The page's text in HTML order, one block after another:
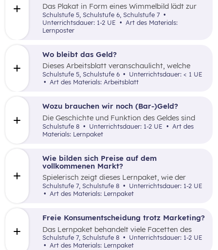
Das Plakat in Form eines Wimmelbild lädt zur
Auseinandersetzung mit dem Themenfeld
Berufsorientierung ein. Schüler:innen können
auf dem Wimmelbild eine Vielzahl an
Berufsbilder suchen und benennen.
Schulstufe 5, Schulstufe 6, Schulstufe 7
Unterrichtsdauer: 1-2 UE
Lernposter
Freie Konsumentscheidung trotz Marketing?
Das Lernpaket behandelt viele Facetten des
Marketings und Konsumverhaltens von Social
Media bis zumAIDA-Modell.
Schulstufe 7, Schulstufe 8
Unterrichtsdauer: 1-2 UE
Art des Materials: Lernpaket
Wie bilden sich Preise auf dem
vollkommenen Markt?
Spielerisch zeigt dieses Lernpaket, wie der
vollkommene Markt durch Angebot und
Nachfrage funktioniert.
Schulstufe 7, Schulstufe 8
Unterrichtsdauer: 1-2 UE
Art des Materials: Lernpaket
Wo bleibt das Geld?
Dieses Arbeitsblatt veranschaulicht, welche
fixen und variablen Kosten ein Haushalt zu
tragen hat.
Schulstufe 5, Schulstufe 6
Unterrichtsdauer: < 1 UE
Art des Materials: Arbeitsblatt
Wozu brauchen wir noch (Bar-)Geld?
Die Geschichte und Funktion des Geldes sind
Thema dieser Power-Point-Präsentation.
Schulstufe 8 Unterrichtsdauer: 1-2 UE
Materials: Lernpaket